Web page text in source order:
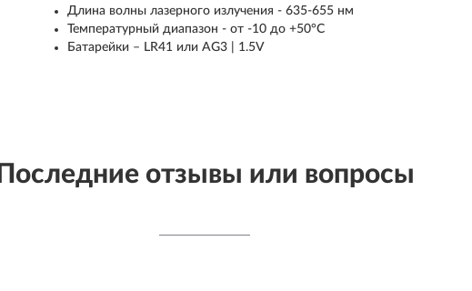
Длина волны лазерного излучения - 635-655 нм
Температурный диапазон - от -10 до +50°C
Батарейки – LR41 или AG3 | 1.5V
Последние отзывы или вопросы